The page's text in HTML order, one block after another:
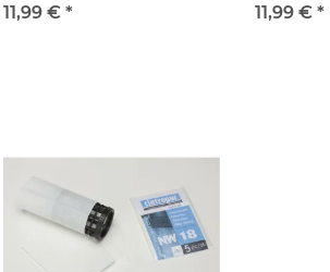
11,99 €*
11,99 € *